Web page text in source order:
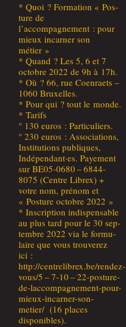
* Quoi ? For­ma­tion « Pos­
ture de
l’accompagnement : pour
mieux incar­ner son
métier »
* Quand ? Les 5, 6 et 7
octobre 2022 de 9h à 17h.
* Où ? 66, rue Coen­raets –
1060 Bruxelles.
* Pour qui ? tout le monde.
* Tarifs
° 130 euros : Particuliers.
° 230 euros : Asso­cia­tions,
Ins­ti­tu­tions publiques,
Indépendant·es. Paye­ment
sur BE05-0680 – 6844-
8075 (Centre Librex) +
votre nom, pré­nom et
« Pos­ture octobre 2022 »
* Ins­crip­tion indis­pen­sable
au plus tard pour le 30 sep­
tembre 2022 via le for­mu­
laire que vous trou­ve­rez
ici :
http://centrelibrex.be/rendez-
vous/5 – 7‑10 – 22-pos­ture-
de-lac­com­pa­gne­ment-pour-
mieux-incar­ner-son-
metier/ (16 places
disponibles).